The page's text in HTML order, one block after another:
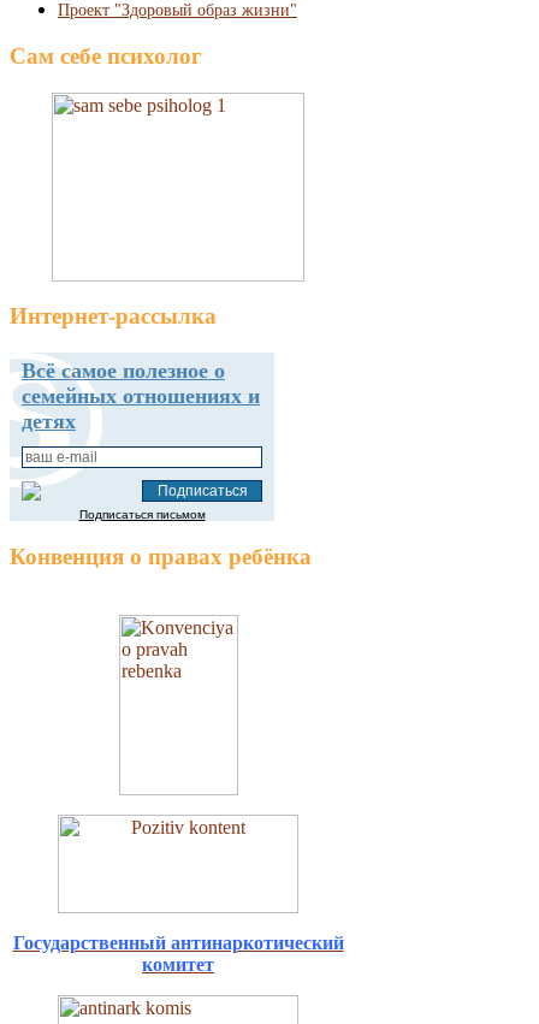
Проект "Здоровый образ жизни"
Сам себе психолог
Интернет-рассылка
Всё самое полезное о
семейных отношениях и
детях
Подписаться письмом
Конвенция о правах ребёнка
Государственный антинаркотический
комитет